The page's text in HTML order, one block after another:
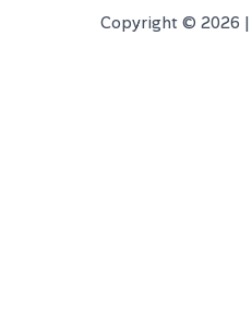
Copyright © 2026 |